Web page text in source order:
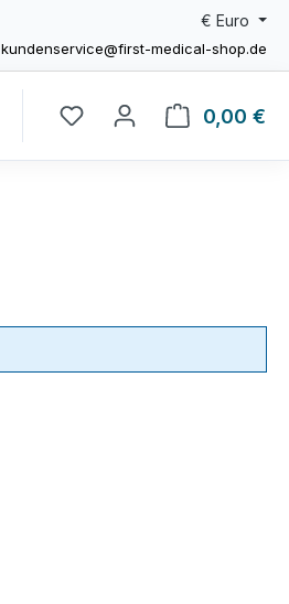
kundenservice@first-medical-shop.de
€ Euro
0,00 €